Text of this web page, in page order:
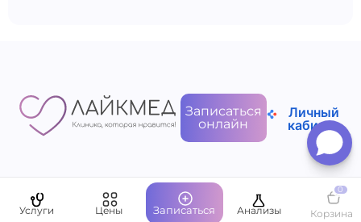
Записаться
онлайн
Личный
кабинет
Пациентам
Услуги Цены Записаться Анализы
0
Корзина